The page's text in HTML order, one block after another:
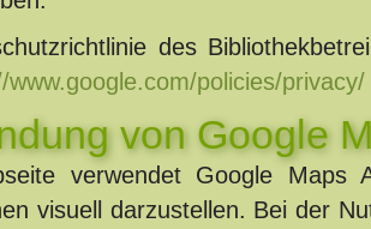
des
www.google.com/policies/privacy/
von Google
verwendet Google Maps
visuell darzustellen. Bei der